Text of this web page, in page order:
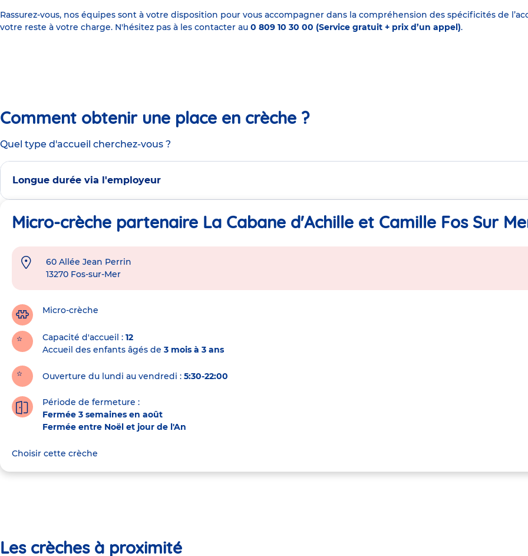
Rassurez-vous, nos équipes sont à votre disposition pour vous accompagner dans la compréhension des spécificités de
votre reste à votre charge. N'hésitez pas à les contacter au 0 809 10 30 00 (Service gratuit + prix d’un appel).
Comment obtenir une place en crèche ?
Quel type d'accueil cherchez-vous ?
Longue durée via l'employeur
Micro-crèche partenaire La Cabane d'Achille et Camille Fos Sur
Adresse
crèche
60 Allée Jean Perrin
13270 Fos-sur-Mer
Micro-crèche
Capacité d'accueil
12
Accueil des enfants âgés de 3 mois à 3 ans
Ouverture du lundi au vendredi : 5:30-22:00
Période de fermeture :
Fermée 3 semaines en août
Fermée entre Noël et jour de l'An
Choisir cette crèche
Les crèches à proximité